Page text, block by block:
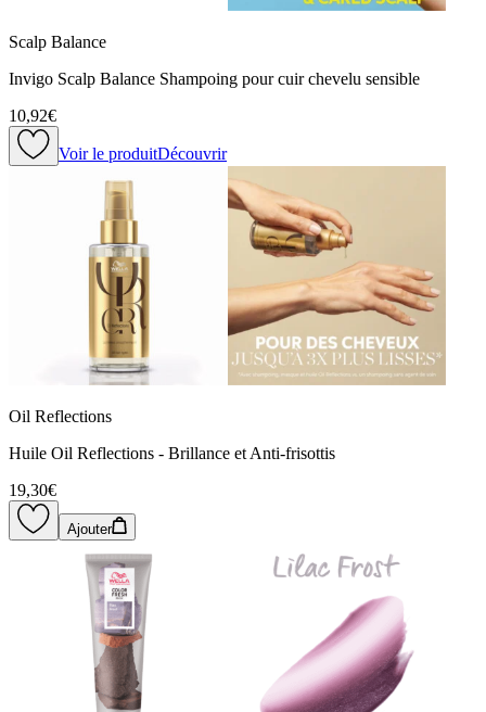
Scalp Balance
Invigo Scalp Balance Shampoing pour cuir chevelu sensible
10,92€
Voir le produitDécouvrir
Oil Reflections
Huile Oil Reflections - Brillance et Anti-frisottis
19,30€
Ajouter